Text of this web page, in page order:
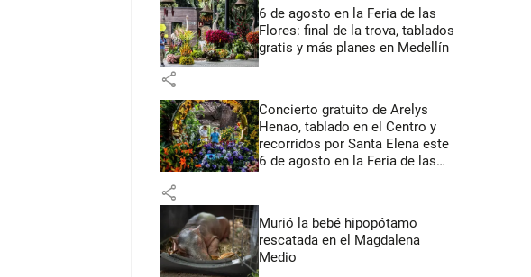
6 de agosto en la Feria de las
Flores: final de la trova, tablados
gratis y más planes en Medellín
share
Concierto gratuito de Arelys
Henao, tablado en el Centro y
recorridos por Santa Elena este
6 de agosto en la Feria de las
share
Murió la bebé hipopótamo
rescatada en el Magdalena
Medio